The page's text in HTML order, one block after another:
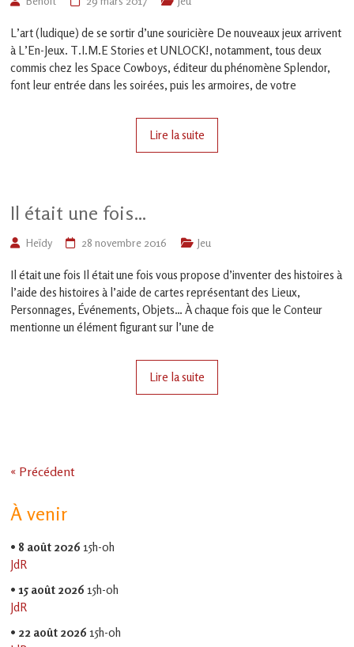
L’art (ludique) de se sortir d’une souricière De nouveaux jeux arrivent
à L’En-Jeux. T.I.M.E Stories et UNLOCK!, notamment, tous deux
commis chez les Space Cowboys, éditeur du phénomène Splendor,
font leur entrée dans les soirées, puis les armoires, de votre
Lire la suite
Il était une fois…
Heïdy 28 novembre 2016 Jeu
Il était une fois Il était une fois vous propose d’inventer des histoires à
l’aide des histoires à l’aide de cartes représentant des Lieux,
Personnages, Événements, Objets… À chaque fois que le Conteur
mentionne un élément figurant sur l’une de
Lire la suite
« Précédent
À venir
• 8 août 2026 15h-0h
JdR
•15 août 2026 15h-0h
JdR
• 22 août 2026 15h-0h